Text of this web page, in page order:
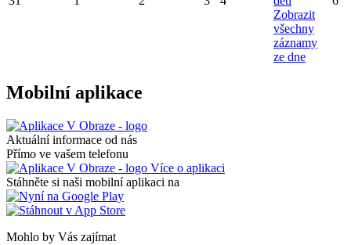
Zobrazit
všechny
záznamy
ze dne
Mobilní aplikace
Aktuální informace od nás
Přímo ve vašem telefonu
Více o aplikaci
Stáhněte si naši mobilní aplikaci na
Mohlo by Vás zajímat